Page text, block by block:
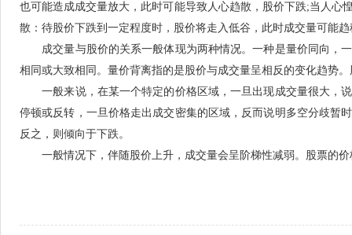
也可能造成成交量放大，此时可能导致人心趋散，股价下跌;当人心
散：待股价下跌到一定程度时，股价将走入低谷，此时成交量可能趋
成交量与股价的关系一般体现为两种情况。一种是量价同向，
相同或大致相同。量价背离指的是股价与成交量呈相反的变化趋势
一般来说，在某一个特定的价格区域，一旦出现成交量很大，
停顿或反转，一旦价格走出成交密集的区域，反而说明多空分歧暂
反之，则倾向于下跌。
一般情况下，伴随股价上升，成交量会呈阶梯性减弱。股票的价